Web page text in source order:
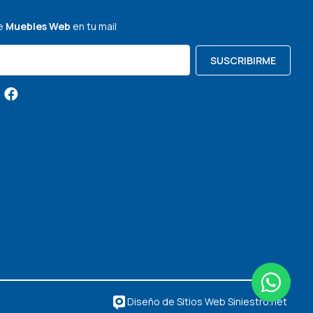
Muebles Web en tu mail
SUSCRIBIRME
Diseño de Sitios Web Siniestro.net